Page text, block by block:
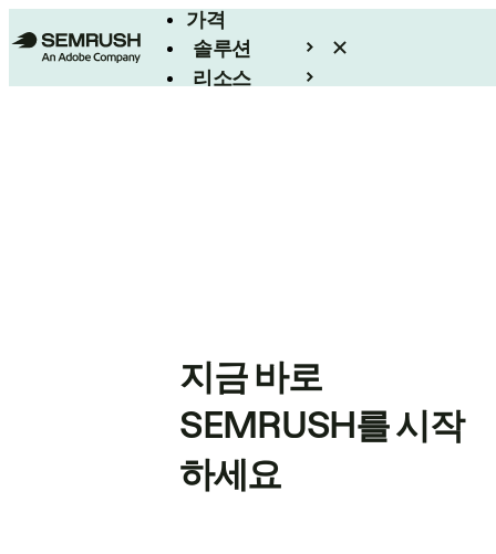
가격
솔루션
리소스
지금 바로
SEMRUSH를 시작
하세요